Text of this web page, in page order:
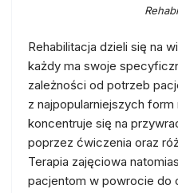
Rehabilitacja dzieli się na
każdy ma swoje
zależności od potrzeb
z najpopularniejszych form
koncentruje się na
poprzez ćwiczenia oraz
Terapia zajęciowa
pacjentom w powrocie do